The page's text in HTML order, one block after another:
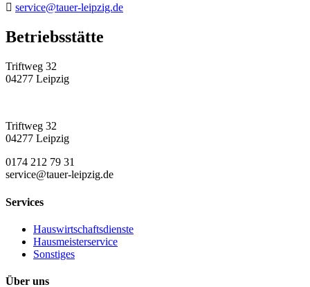
 service@tauer-leipzig.de
Betriebsstätte
Triftweg 32
04277 Leipzig
Triftweg 32
04277 Leipzig
0174 212 79 31
service@tauer-leipzig.de
Services
Hauswirtschaftsdienste
Hausmeisterservice
Sonstiges
Über uns